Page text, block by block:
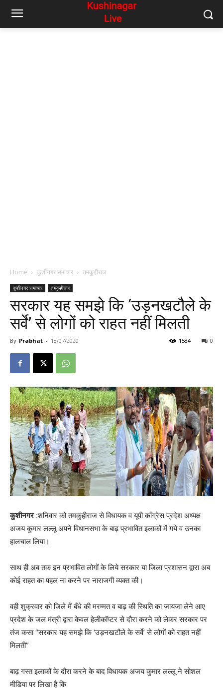
Home कुशीनगर समाचार तमकुहीराज
कुशीनगर समाचार तमकुहीराज
सरकार यह समझे कि ‘उड़नखटौले के
सर्वे’ से लोगों को राहत नहीं मिलती
By Prabhat - 18/07/2020 0
1584
कुशीनगर:शनिवार को तमकुहीराज से विधायक व यूपी काँग्रेस प्रदेश अध्यक्ष
अजय कुमार लल्लू अपने विधानसभा के बाढ़ प्रभावित इलाकों में गये व उनका
हालचाल लिया।
साथ ही अब तक इन प्रभावित लोगों के लिये सरकार या जिला प्रशासन द्वारा अब
कोई राहत का पहल ना करने पर नाराजगी व्यक्त की।
वही शुक्रवार को जिले में बँधे की मरम्मत व बाढ़ की स्थिति का जायजा लेने आए
प्रदेश के जल मंत्री द्वारा केवल हेलीकॉप्टर से दौरा करने को लेकर सरकार पर
तंज कसा “सरकार यह समझे कि ‘उड़नखटौले के सर्वे’ से लोगों को राहत नहीं
मिलती”
बाढ़ गस्त इलाकों के दौरा करने के बाद विधायक अजय कुमार लल्लू ने सोशल
मीडिया पर लिखा है कि